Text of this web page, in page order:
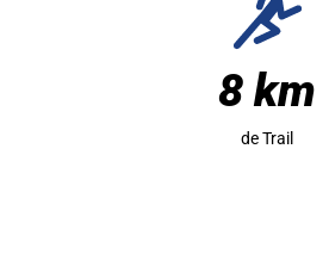
8 km
de Trail